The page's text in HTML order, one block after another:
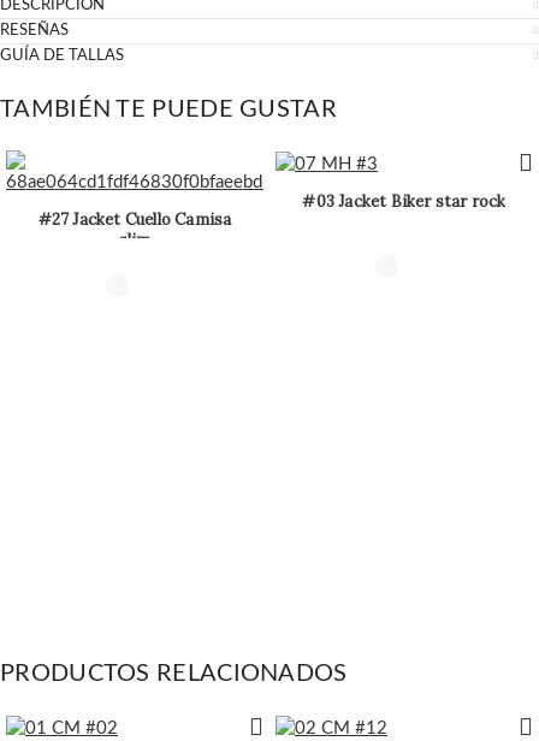
DESCRIPCIÓN
RESEÑAS
GUÍA DE TALLAS
TAMBIÉN TE PUEDE GUSTAR
#27 Jacket Cuello Camisa
slim
#03 Jacket Biker star rock
PRODUCTOS RELACIONADOS